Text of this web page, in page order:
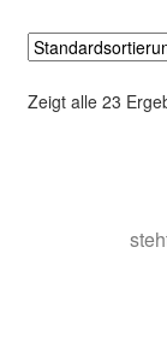
Zeigt alle 23